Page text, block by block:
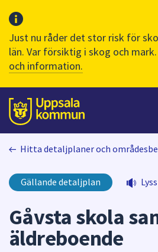
Just nu råder det stor risk för
län. Var försiktig i skog och mark.
och information.
Till sidans
huvudinnehåll
Hitta detaljplaner och
Gällande detaljplan
Gåvsta skola
äldreboende